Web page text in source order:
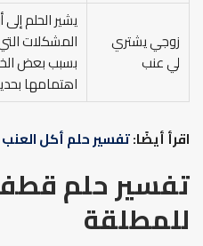
زوجي يشتري
لي عنب
يشير الحلم
المشكلات
بسبب بعض
اهتمامها
اقرأ أيضًا:تفسير حلم أكل العنب
تفسير حلم
للمطلقة